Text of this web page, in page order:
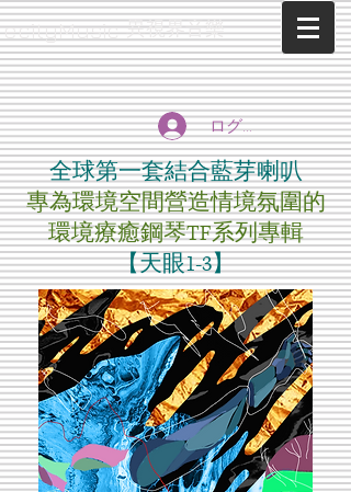
ecityMusic 異視界音樂
ログイン
全球第一套結合藍芽喇叭
專為環境空間營造情境氛圍的
環境療癒鋼琴TF系列專輯
【天眼1-3】